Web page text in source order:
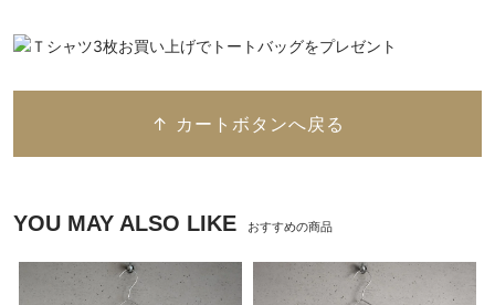
↑ カートボタンへ戻る
YOU MAY ALSO LIKE おすすめの商品